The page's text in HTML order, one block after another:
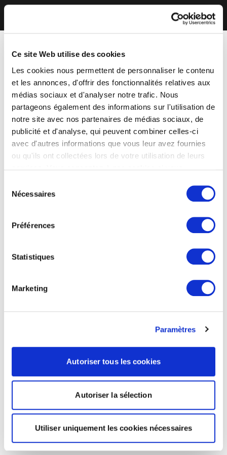
Ce site Web utilise des cookies
Les cookies nous permettent de personnaliser le contenu
et les annonces, d'offrir des fonctionnalités relatives aux
médias sociaux et d'analyser notre trafic. Nous
partageons également des informations sur l'utilisation de
notre site avec nos partenaires de médias sociaux, de
publicité et d'analyse, qui peuvent combiner celles-ci
avec d'autres informations que vous leur avez fournies
ou qu'ils ont collectées lors de votre utilisation de leurs
Nécessaires
Préférences
Statistiques
Marketing
Paramètres
Autoriser tous les cookies
Autoriser la sélection
Utiliser uniquement les cookies nécessaires